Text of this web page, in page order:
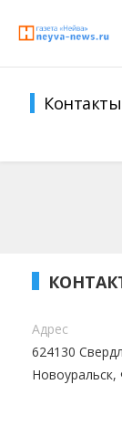
Контакты
Адрес
624130
Новоуральск,